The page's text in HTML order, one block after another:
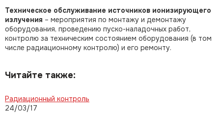
Техническое обслуживание источников ионизирующего
излучения – мероприятия по монтажу и демонтажу
оборудования, проведению пуско-наладочных работ,
контролю за техническим состоянием оборудования (в том
числе радиационному контролю) и его ремонту.
Читайте также:
Радиационный контроль
24/03/17